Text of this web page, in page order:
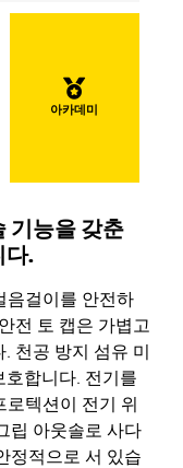
아카데미
기능을 갖춘
다.
음걸이를 안전하
전 토 캡은 가볍고
천공 방지 섬유 미
호합니다. 전기를
로텍션이 전기 위
립 아웃솔로 사다
정적으로 서 있습